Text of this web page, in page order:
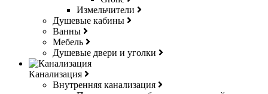
Измельчители
Душевые кабины
Ванны
Мебель
Душевые двери и уголки
Канализация
Внутренняя канализация